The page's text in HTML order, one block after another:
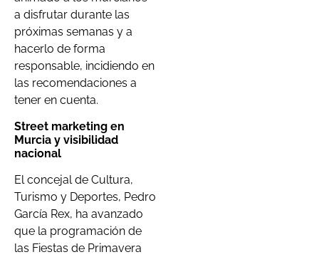
a disfrutar durante las
próximas semanas y a
hacerlo de forma
responsable, incidiendo en
las recomendaciones a
tener en cuenta.
Street marketing en
Murcia y visibilidad
nacional
El concejal de Cultura,
Turismo y Deportes, Pedro
García Rex, ha avanzado
que la programación de
las Fiestas de Primavera